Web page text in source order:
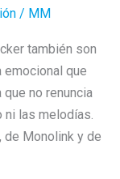
/ MM
también son
emocional que
no renuncia
ni las melodías.
de Monolink y de